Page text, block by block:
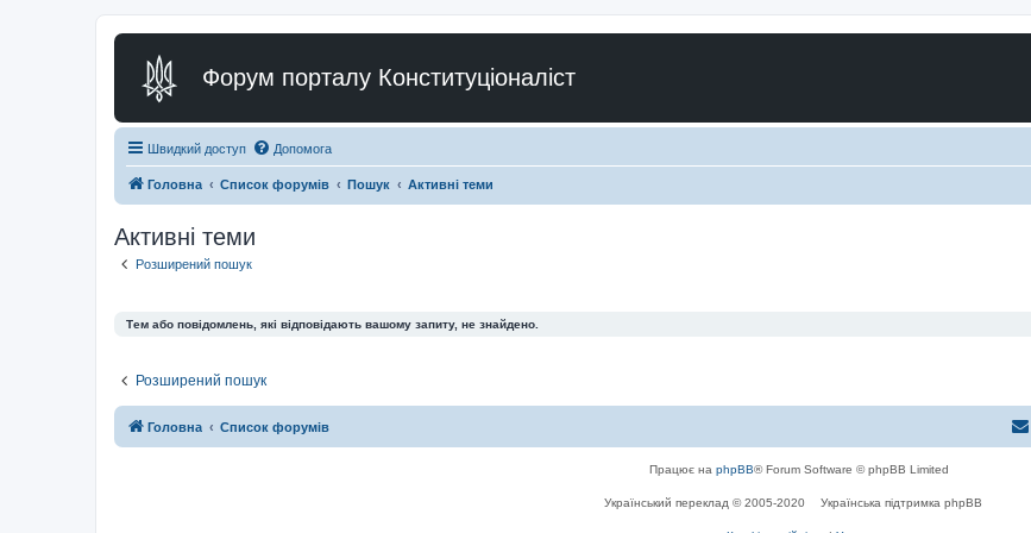
Форум порталу Конституціоналіст
Швидкий доступ Допомога
Головна Список форумів Пошук Активні теми
Активні теми
Розширений пошук
Тем або повідомлень, які відповідають вашому запиту, не знайдено.
Розширений пошук
Головна Список форумів
Працює на phpBB® Forum Software © phpBB Limited
Український переклад © 2005-2020 Українська підтримка phpBB